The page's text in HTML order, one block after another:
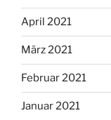
April 2021
März 2021
Februar 2021
Januar 2021